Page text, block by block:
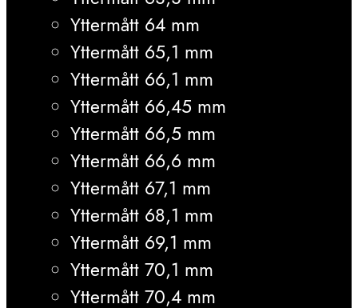
Yttermått 64 mm
Yttermått 65,1 mm
Yttermått 66,1 mm
Yttermått 66,45 mm
Yttermått 66,5 mm
Yttermått 66,6 mm
Yttermått 67,1 mm
Yttermått 68,1 mm
Yttermått 69,1 mm
Yttermått 70,1 mm
Yttermått 70,4 mm